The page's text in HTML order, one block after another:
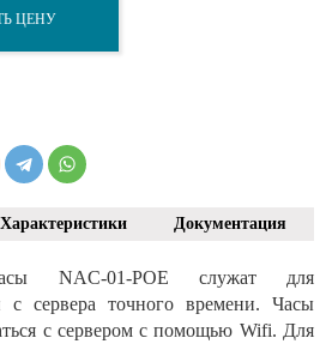
ЦЕНУ
Характеристики Документация
NAC-01-POE служат для
с сервера точного времени. Часы
с сервером с помощью Wifi. Для